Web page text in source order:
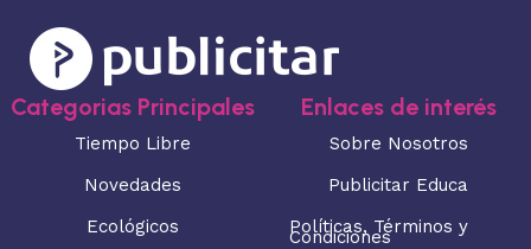
Categorias Principales
Tiempo Libre
Novedades
Ecológicos
Enlaces de interés
Sobre Nosotros
Publicitar Educa
Políticas, Términos y
Condiciones